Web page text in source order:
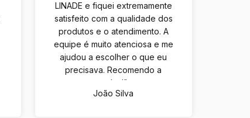
LINADE e fiquei extremamente
satisfeito com a qualidade dos
produtos e o atendimento. A
equipe é muito atenciosa e me
ajudou a escolher o que eu
precisava. Recomendo a
todos!"
João Silva